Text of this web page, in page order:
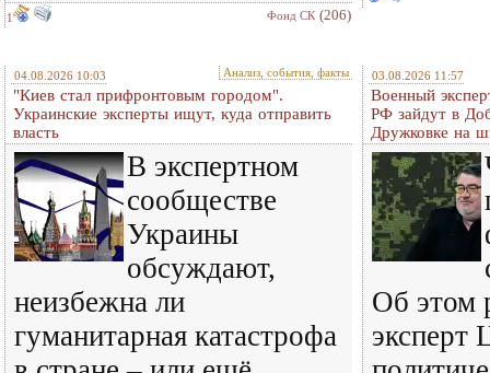
1 Фонд СК (206)
04.08.2026 10:03 Анализ, события, факты
"Киев стал прифронтовым городом".
Украинские эксперты ищут, куда отправить
власть
В экспертном
сообществе
Украины
обсуждают,
неизбежна ли
гуманитарная катастрофа
03.08.2026 11:57
Военный
РФ зайдут в
Дружковке на
Об этом
эксперт